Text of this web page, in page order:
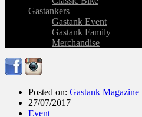
Gastankers
Gastank Event
Gastank Family
Merchandise
Posted on: Gastank Magazine
27/07/2017
Event